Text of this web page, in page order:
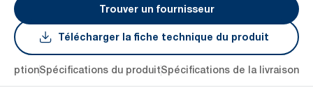
Trouver un fournisseur
Télécharger la fiche technique du produit
Spécifications du produitSpécifications de la livraison